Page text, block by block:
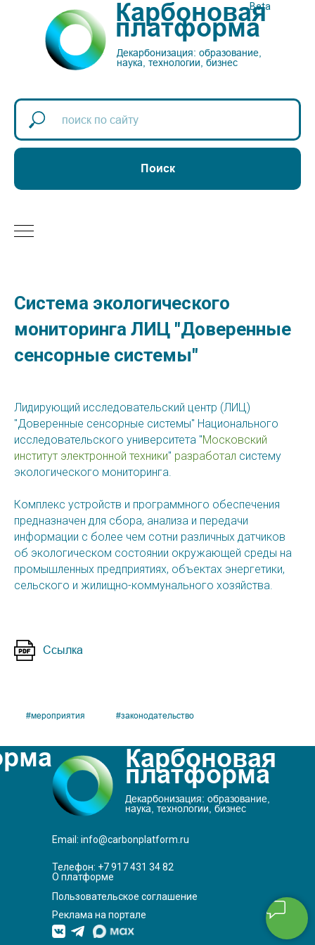
Beta
Декарбонизация: образование,
наука, технологии, бизнес
Карбоновая
платформа
Поиск
Система экологического
мониторинга ЛИЦ "Доверенные
сенсорные системы"
Лидирующий исследовательский центр (ЛИЦ)
"Доверенные сенсорные системы" Национального
исследовательского университета "Московский
институт электронной техники" разработал систему
экологического мониторинга.
Комплекс устройств и программного обеспечения
предназначен для сбора, анализа и передачи
информации с более чем сотни различных датчиков
об экологическом состоянии окружающей среды на
промышленных предприятиях, объектах энергетики,
сельского и жилищно-коммунального хозяйства.
Ссылка
#мероприятия #законодательство
Телефон: +7 917 431 34 82
Email: info@carbonplatform.ru
Декарбонизация: образование,
наука, технологии, бизнес
Реклама на портале
Пользовательское соглашение
О платформе
Карбоновая
платформа